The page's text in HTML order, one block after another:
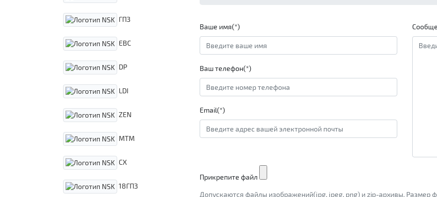
ГПЗ
EBC
DP
LDI
ZEN
MTM
CX
18ГПЗ
Ваше имя(*)
Ваш телефон(*)
Email(*)
Прикрепите файл
Допускаются файлы изображений(jpg, jpeg, png) и zip-архивы. Размер